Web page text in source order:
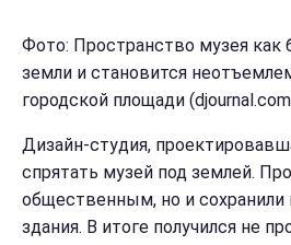
Фото: Пространство музея как
земли и становится
городской площади
Дизайн-студия,
спрятать музей под землей.
общественным, но и сохранили
здания. В итоге получился не